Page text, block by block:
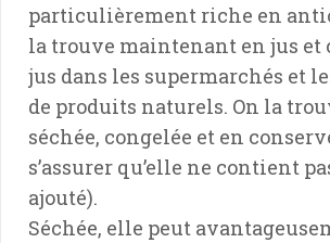
particulièrement riche en
la trouve maintenant en jus et
jus dans les supermarchés et
de produits naturels. On la
séchée, congelée et en
s’assurer qu’elle ne contient
ajouté).
Séchée, elle peut